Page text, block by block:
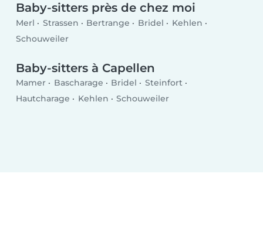
Baby-sitters près de chez moi
Merl Strassen Bertrange Bridel
Kehlen
Schouweiler
Baby-sitters à Capellen
Mamer Bascharage Bridel
Steinfort
Hautcharage
Kehlen Schouweiler